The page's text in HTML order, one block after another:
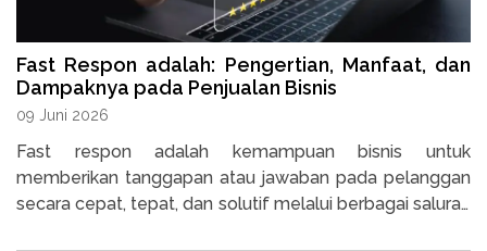
Fast Respon adalah: Pengertian, Manfaat, dan
Dampaknya pada Penjualan Bisnis
09 Juni 2026
Fast respon adalah kemampuan bisnis untuk
memberikan tanggapan atau jawaban pada pelanggan
secara cepat, tepat, dan solutif melalui berbagai saluran